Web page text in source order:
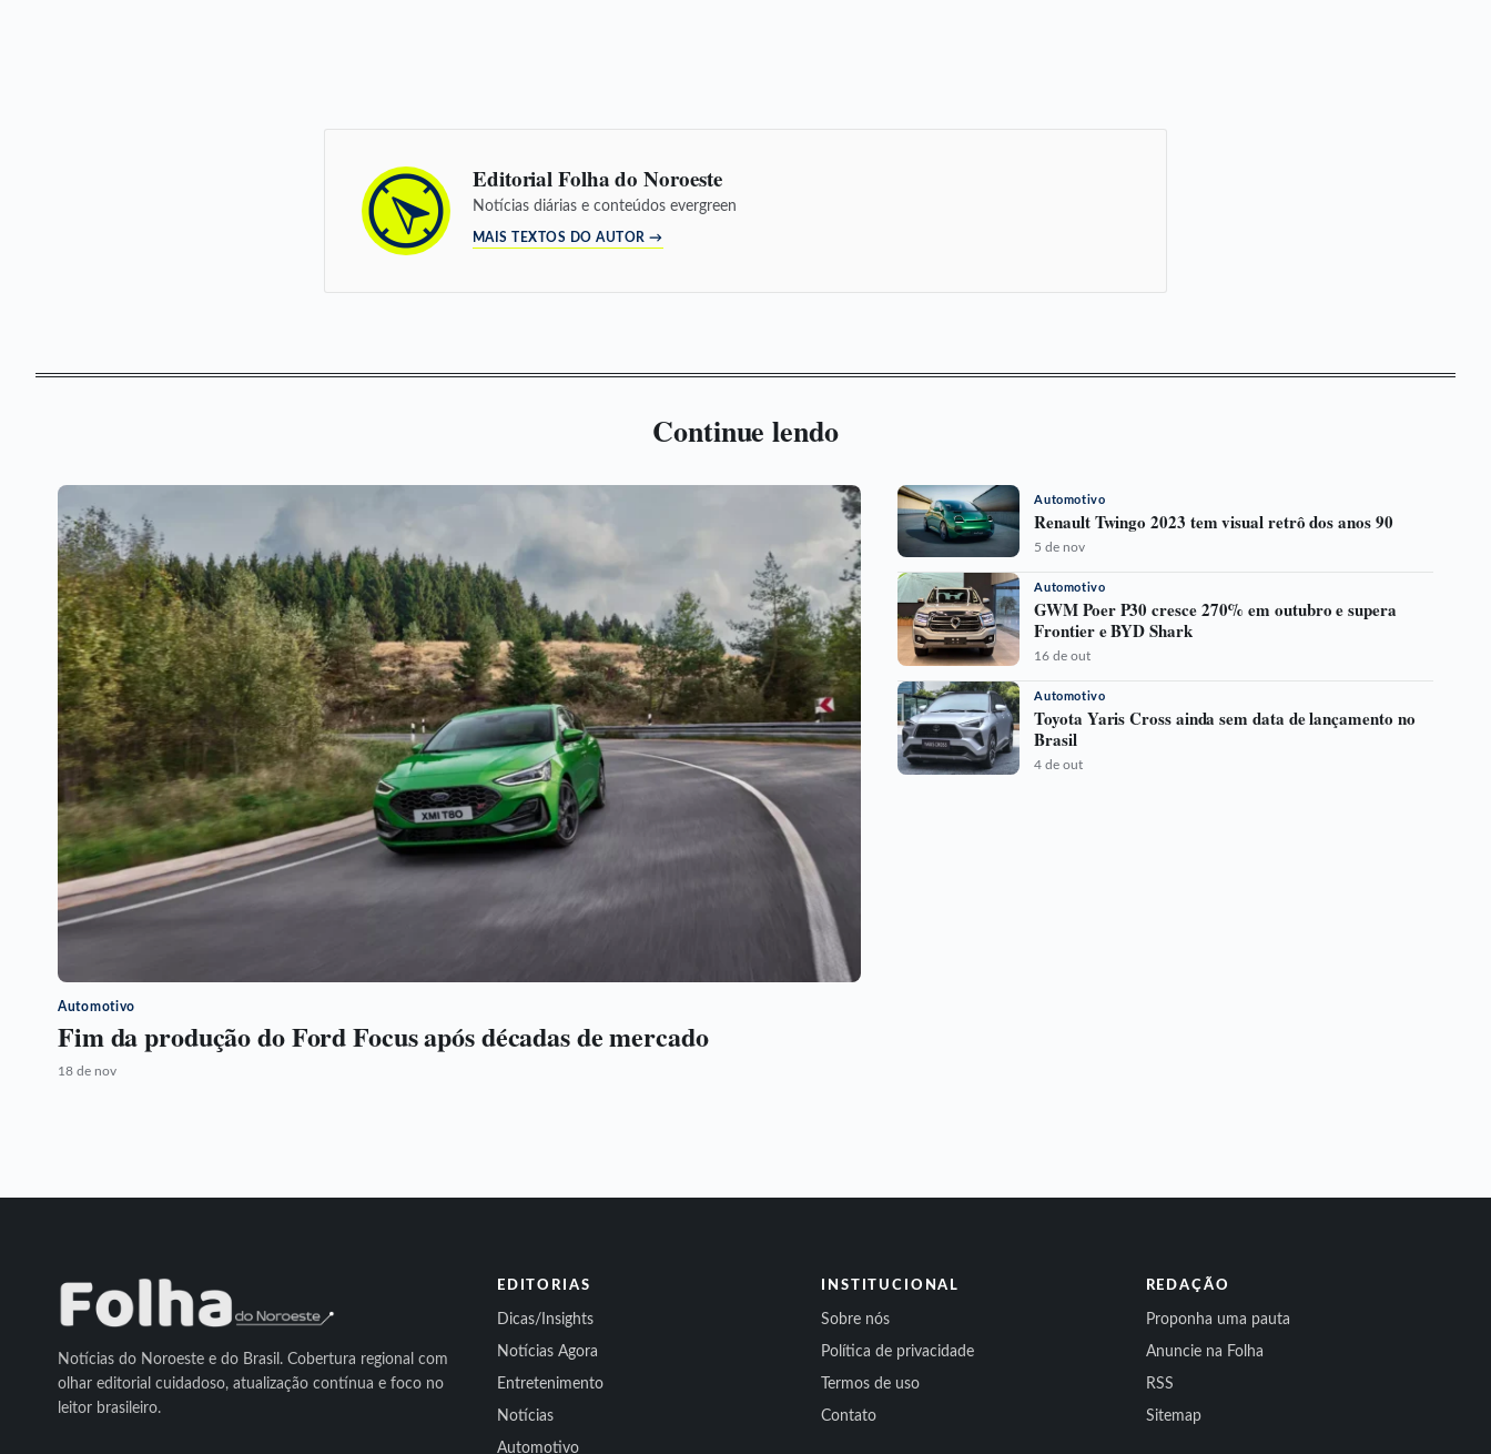
Editorial Folha do Noroeste
Notícias diárias e conteúdos evergreen
MAIS TEXTOS DO AUTOR →
Continue lendo
Automotivo
Fim da produção do Ford Focus após décadas de mercado
18 de nov
Automotivo
Renault Twingo 2023 tem visual retrô dos anos 90
5 de nov
Automotivo
GWM Poer P30 cresce 270% em outubro e supera
Frontier e BYD Shark
16 de out
Automotivo
Toyota Yaris Cross ainda sem data de lançamento no
Brasil
4 de out
Notícias do Noroeste e do Brasil. Cobertura regional com
olhar editorial cuidadoso, atualização contínua e foco no
leitor brasileiro.
EDITORIAS
Dicas/Insights
Notícias Agora
Entretenimento
Notícias
Automotivo
INSTITUCIONAL
Sobre nós
Política de privacidade
Termos de uso
Contato
REDAÇÃO
Proponha uma pauta
Anuncie na Folha
RSS
Sitemap